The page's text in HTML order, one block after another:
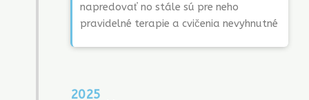
napredovať no stále sú pre neho
pravidelné terapie a cvičenia nevyhnutné
2025